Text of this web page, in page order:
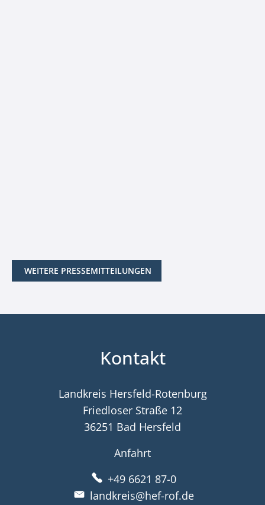
WEITERE PRESSEMITTEILUNGEN
Kontakt
Landkreis Hersfeld-Rotenburg
Friedloser Straße 12
36251 Bad Hersfeld
Anfahrt
+49 6621 87-0
landkreis@hef-rof.de